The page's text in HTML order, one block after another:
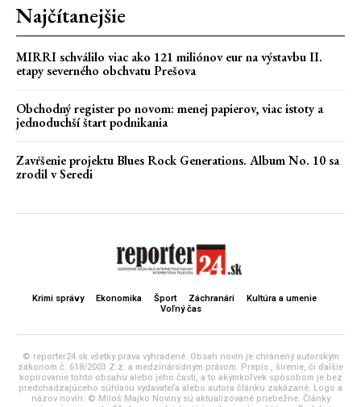
Najčítanejšie
MIRRI schválilo viac ako 121 miliónov eur na výstavbu II.
etapy severného obchvatu Prešova
Obchodný register po novom: menej papierov, viac istoty a
jednoduchší štart podnikania
Zavŕšenie projektu Blues Rock Generations. Album No. 10 sa
zrodil v Seredi
Krimi správy Ekonomika Šport Záchranári
Kultúra a umenie
Voľný čas
© reporter24.sk všetky práva vyhradené. Obsah novín je chránený autorským
zákonom č. 618/2003 Z.z. a medzinárodným právom. Prepis , šírenie, či ďalšie
kopírovanie tohto obsahu alebo jeho časti, a to akýmkoľvek spôsobom je bez
predchádzajúceho súhlasu vydavateľa alebo autora článku zakázané. Logo a
názov novín: © Miloš Majko Noviny sú aktualizované priebežne. Články